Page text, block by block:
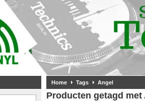
Home Tags Angel
Producten getagd met